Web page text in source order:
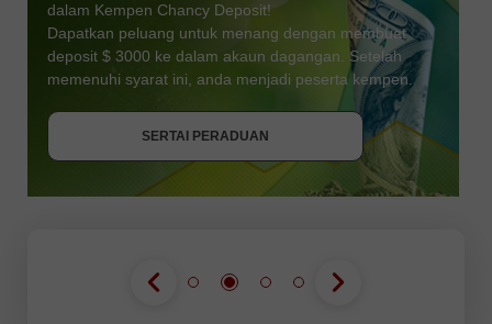
SERTAI PERADUAN
dalam Kempen Chancy Deposit!
Dapatkan peluang untuk menang dengan membuat
deposit $ 3000 ke dalam akaun dagangan. Setelah
memenuhi syarat ini, anda menjadi peserta kempen.
SERTAI PERADUAN
SERTAI PERADUAN
DAPATKAN BONUS